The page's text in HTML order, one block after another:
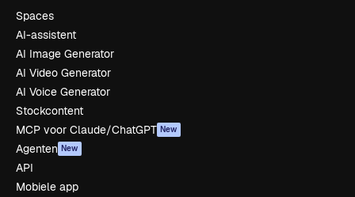
Spaces
AI-assistent
AI Image Generator
AI Video Generator
AI Voice Generator
Stockcontent
MCP voor Claude/ChatGPT New
Agenten New
API
Mobiele app